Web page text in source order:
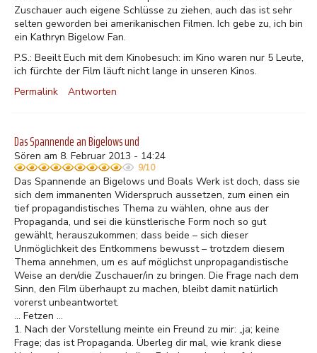
Zuschauer auch eigene Schlüsse zu ziehen, auch das ist sehr
selten geworden bei amerikanischen Filmen. Ich gebe zu, ich bin
ein Kathryn Bigelow Fan.
P.S.: Beeilt Euch mit dem Kinobesuch: im Kino waren nur 5 Leute,
ich fürchte der Film läuft nicht lange in unseren Kinos.
Permalink
Antworten
Das Spannende an Bigelows und
Sören am 8. Februar 2013 - 14:24
9/10
Das Spannende an Bigelows und Boals Werk ist doch, dass sie
sich dem immanenten Widerspruch aussetzen, zum einen ein
tief propagandistisches Thema zu wählen, ohne aus der
Propaganda, und sei die künstlerische Form noch so gut
gewählt, herauszukommen; dass beide – sich dieser
Unmöglichkeit des Entkommens bewusst – trotzdem diesem
Thema annehmen, um es auf möglichst unpropagandistische
Weise an den/die Zuschauer/in zu bringen. Die Frage nach dem
Sinn, den Film überhaupt zu machen, bleibt damit natürlich
vorerst unbeantwortet.
... Fetzen ...
1. Nach der Vorstellung meinte ein Freund zu mir: „ja; keine
Frage; das ist Propaganda. Überleg dir mal, wie krank diese